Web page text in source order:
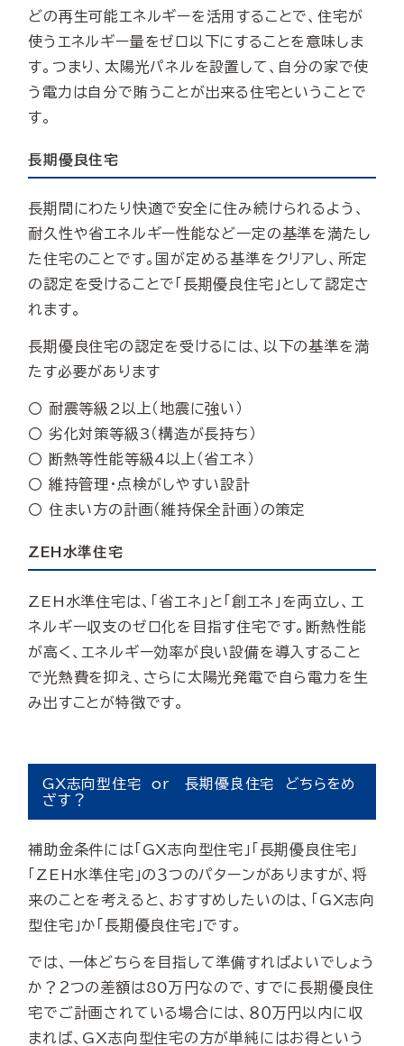
どの再生可能エネルギーを活用することで、住宅が
使うエネルギー量をゼロ以下にすることを意味しま
す。つまり、太陽光パネルを設置して、自分の家で使
う電力は自分で賄うことが出来る住宅ということで
す。
長期優良住宅
長期間にわたり快適で安全に住み続けられるよう、
耐久性や省エネルギー性能など一定の基準を満たし
た住宅のことです。国が定める基準をクリアし、所定
の認定を受けることで「長期優良住宅」として認定さ
れます。
長期優良住宅の認定を受けるには、以下の基準を満
たす必要があります
〇 耐震等級2以上（地震に強い）
〇 劣化対策等級3（構造が長持ち）
〇 断熱等性能等級4以上（省エネ）
〇 維持管理・点検がしやすい設計
〇 住まい方の計画（維持保全計画）の策定
ZEH水準住宅
ZEH水準住宅は、「省エネ」と「創エネ」を両立し、エ
ネルギー収支のゼロ化を目指す住宅です。断熱性能
が高く、エネルギー効率が良い設備を導入すること
で光熱費を抑え、さらに太陽光発電で自ら電力を生
み出すことが特徴です。
GX志向型住宅 or 長期優良住宅 どちらをめ
ざす？
補助金条件には「GX志向型住宅」「長期優良住宅」
「ZEH水準住宅」の３つのパターンがありますが、将
来のことを考えると、おすすめしたいのは、「GX志向
型住宅」か「長期優良住宅」です。
では、一体どちらを目指して準備すればよいでしょう
か？２つの差額は80万円なので、すでに長期優良住
宅でご計画されている場合には、８０万円以内に収
まれば、GX志向型住宅の方が単純にはお得という